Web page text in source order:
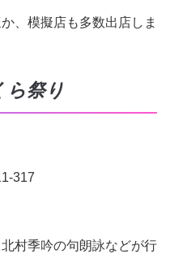
、模擬店も多数出店しま
ら祭り
317
村季吟の句朗詠などが行